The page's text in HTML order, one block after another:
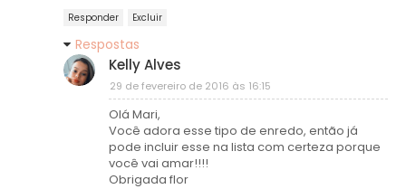
Responder Excluir
Respostas
Kelly Alves
29 de fevereiro de 2016 às 16:15
Olá Mari,
Você adora esse tipo de enredo, então já
pode incluir esse na lista com certeza porque
você vai amar!!!!
Obrigada flor